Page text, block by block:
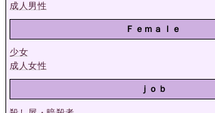
成人男性
Ｆｅｍａｌｅ
少女
成人女性
ｊｏｂ